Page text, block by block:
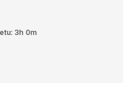
3h 0m